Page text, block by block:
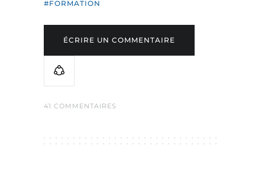
FORMATION
ÉCRIRE UN COMMENTAIRE
41 COMMENTAIRES